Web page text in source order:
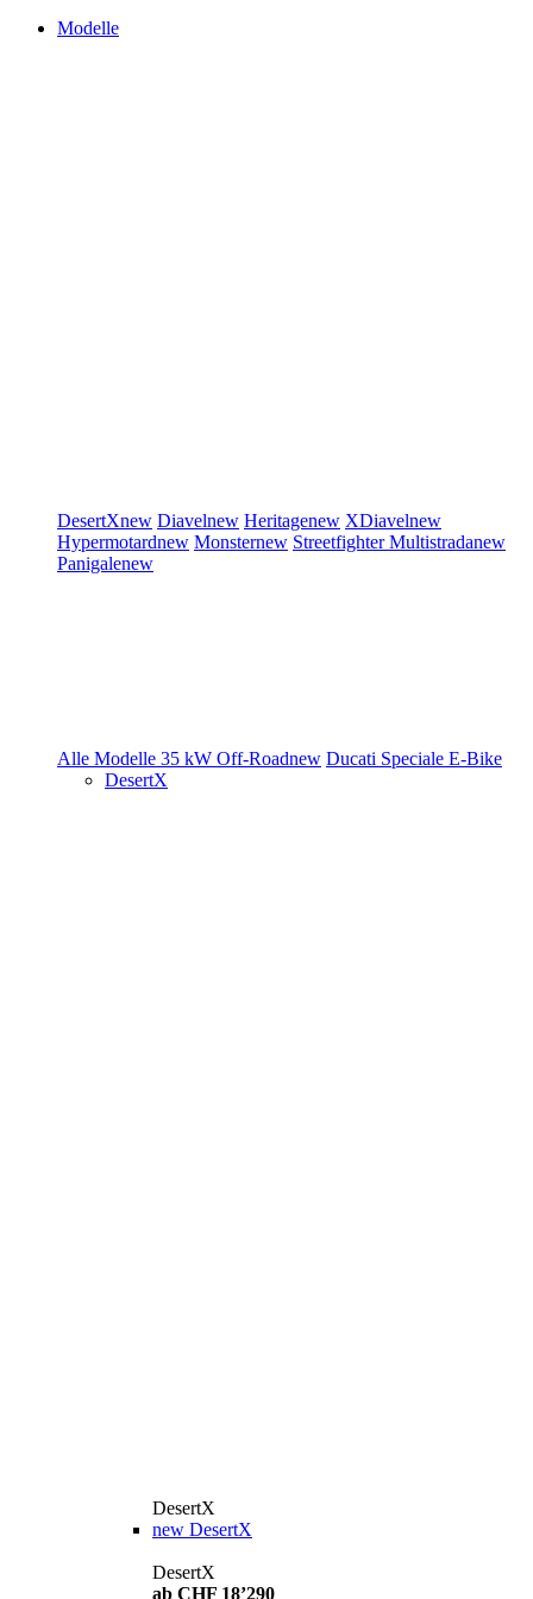
Modelle
DesertXnew Diavelnew Heritagenew XDiavelnew
Hypermotardnew Monsternew StreetfighterMultistradanew
Panigalenew
Alle Modelle 35 kW Off-Roadnew Ducati Speciale E-Bike
DesertX
DesertX
new DesertX
DesertX
ab CHF 18’290